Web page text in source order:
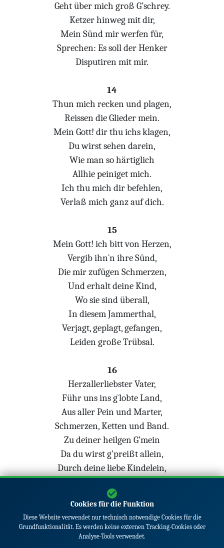
Geht über mich groß G’schrey.
Ketzer hinweg mit dir,
Mein Sünd mir werfen für,
Sprechen: Es soll der Henker
Disputiren mit mir.
14
Thun mich recken und plagen,
Reissen die Glieder mein.
Mein Gott! dir thu ichs klagen,
Du wirst sehen darein,
Wie man so härtiglich
Allhie peiniget mich.
Ich thu mich dir befehlen,
Verlaß mich ganz auf dich.
15
Mein Gott! ich bitt von Herzen,
Vergib ihn`n ihre Sünd,
Die mir zufügen Schmerzen,
Und erhalt deine Kind,
Wo sie sind überall,
In diesem Jammerthal,
Verjagt, geplagt, gefangen,
Leiden große Trübsal.
16
Herzallerliebster Vater,
Führ uns ins g`lobte Land,
Aus aller Pein und Marter,
Schmerzen, Ketten und Band.
Zu deiner heilgen G’mein
Da du wirst g’preißt allein,
Durch deine liebe Kindelein,
Amen.
Cookies für die Funktion
Diese Website verwendet nur technisch notwendige Cookies für die
Grundfunktionalität. Es werden keine externen Tracking-Cookies oder
Analyse-Tools verwendet.